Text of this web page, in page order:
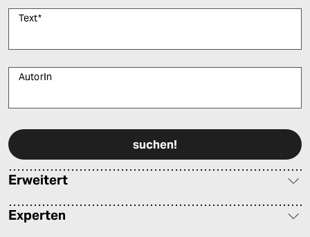
Text*
AutorIn
Erweitert
Experten